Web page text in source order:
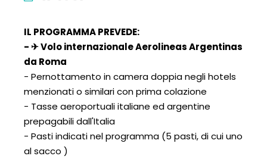
IL PROGRAMMA PREVEDE:
- ✈ Volo internazionale Aerolineas Argentinas
da Roma
- Pernottamento in camera doppia negli hotels
menzionati o similari con prima colazione
- Tasse aeroportuali italiane ed argentine
prepagabili dall'Italia
- Pasti indicati nel programma (5 pasti, di cui uno
al sacco )